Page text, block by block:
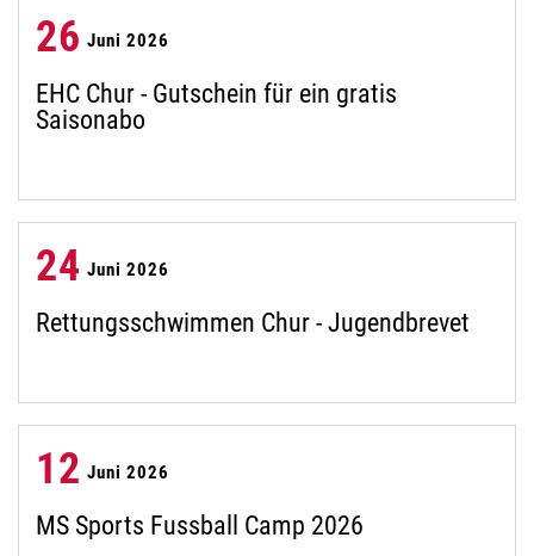
26 Juni 2026
EHC Chur - Gutschein für ein gratis
Saisonabo
24 Juni 2026
Rettungsschwimmen Chur - Jugendbrevet
12 Juni 2026
MS Sports Fussball Camp 2026